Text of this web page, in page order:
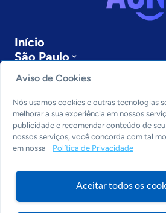
Início
São Paulo
Sobre a ASN
Últimas notícias
Entre em contato
Editorias
Economia & Política
Inovação & Tecnologia
Cultura empreendedora
Arquivo
Aviso de Cookies
Nós usamos cookies e outras tecnologias
melhorar a sua experiência em nossos
publicidade e recomendar conteúdo de
nossos serviços, você concorda com tal
em nossa
Política de Privacidade
Aceitar todos os